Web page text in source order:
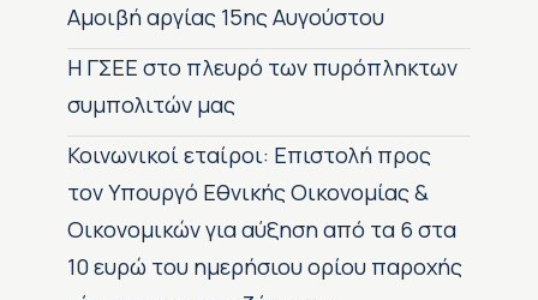
Αμοιβή αργίας 15ης Αυγούστου
H ΓΣΕΕ στο πλευρό των πυρόπληκτων
συμπολιτών μας
Κοινωνικοί εταίροι: Επιστολή προς
τον Υπουργό Εθνικής Οικονομίας &
Οικονομικών για αύξηση από τα 6 στα
10 ευρώ του ημερήσιου ορίου παροχής